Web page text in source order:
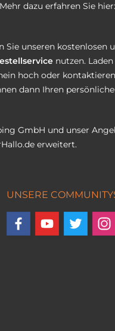
dazu erfahren Sie hier:
Sie unseren kostenlosen
nutzen. Laden
hoch oder
dann Ihren
GmbH und unser
erweitert.
UNSERE